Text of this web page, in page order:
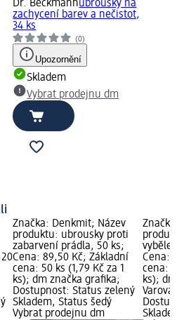
Dr. Beckmannubrousky na
zachycení barev a nečistot,
34 ks
(0)
Upozornění
Skladem
Vybrat prodejnu dm
Značka: Denkmit; Název
produktu: ubrousky proti
zabarvení prádla, 50 ks;
Cena: 89,50 Kč; Základní
cena: 50 ks (1,79 Kč za 1
ks); dm značka grafika;
Dostupnost: Status zelený
Skladem, Status šedý
Vybrat prodejnu dm
Značka:
vybělení
Cena:
cena: 20
ks); dm